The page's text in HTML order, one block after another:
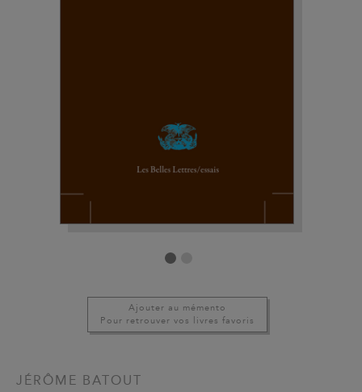
Ajouter au mémento
Pour retrouver vos livres favoris
JÉRÔME BATOUT